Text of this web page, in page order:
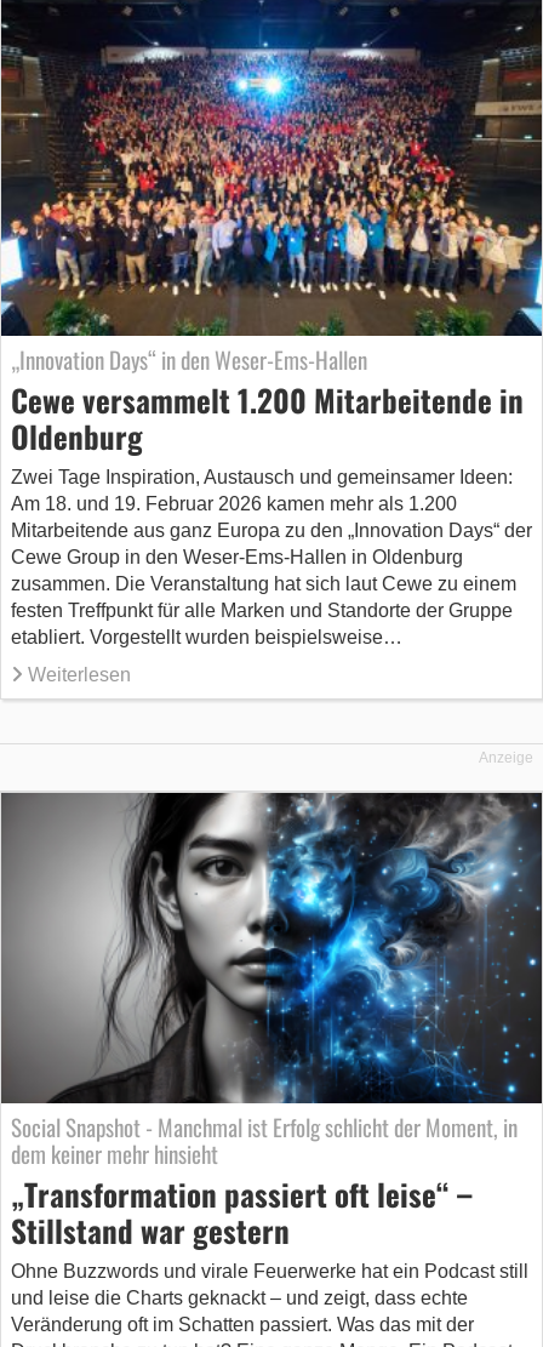
„Innovation Days“ in den Weser-Ems-Hallen
Cewe versammelt 1.200 Mitarbeitende in
Oldenburg
Zwei Tage Inspiration, Austausch und gemeinsamer Ideen:
Am 18. und 19. Februar 2026 kamen mehr als 1.200
Mitarbeitende aus ganz Europa zu den „Innovation Days“ der
Cewe Group in den Weser-Ems-Hallen in Oldenburg
zusammen. Die Veranstaltung hat sich laut Cewe zu einem
festen Treffpunkt für alle Marken und Standorte der Gruppe
etabliert. Vorgestellt wurden beispielsweise…
Weiterlesen
Anzeige
Social Snapshot - Manchmal ist Erfolg schlicht der Moment, in
dem keiner mehr hinsieht
„Transformation passiert oft leise“ –
Stillstand war gestern
Ohne Buzzwords und virale Feuerwerke hat ein Podcast still
und leise die Charts geknackt – und zeigt, dass echte
Veränderung oft im Schatten passiert. Was das mit der